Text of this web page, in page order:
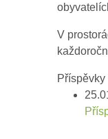
V
Příspěvky